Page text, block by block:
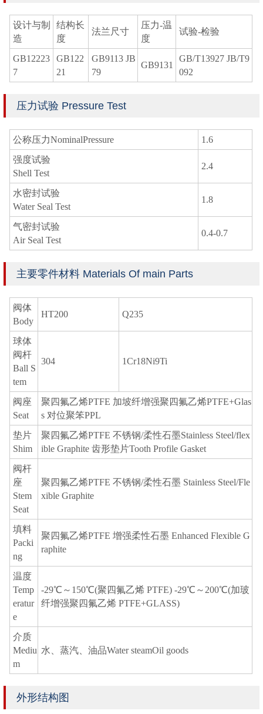
设计与制
造
结构长
度
法兰尺寸
压力-温
度
试验-检验
GB12223
7
GB122
21
GB9113 JB
79
GB9131
GB/T13927 JB/T9
092
压力试验 Pressure Test
公称压力NominalPressure
1.6
强度试验
Shell Test
2.4
水密封试验
Water Seal Test
1.8
气密封试验
Air Seal Test
0.4-0.7
主要零件材料 Materials Of main Parts
阀体
Body
HT200 Q235
球体
阀杆
Ball S
tem
304 1Cr18Ni9Ti
阀座
Seat
聚四氟乙烯PTFE 加坡纤增强聚四氟乙烯PTFE+Glas
s 对位聚笨PPL
垫片
Shim
聚四氟乙烯PTFE 不锈钢/柔性石墨Stainless Steel/flex
ible Graphite 齿形垫片Tooth Profile Gasket
阀杆
座
Stem
Seat
聚四氟乙烯PTFE 不锈钢/柔性石墨 Stainless Steel/Fle
xible Graphite
填料
Packi
ng
聚四氟乙烯PTFE 增强柔性石墨 Enhanced Flexible G
raphite
温度
Temp
eratur
e
-29℃～150℃(聚四氟乙烯 PTFE) -29℃～200℃(加玻
纤增强聚四氟乙烯 PTFE+GLASS)
介质
Mediu
m
水、蒸汽、油品Water steamOil goods
外形结构图